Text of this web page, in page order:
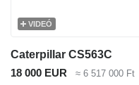
VIDEÓ
Caterpillar CS563C
18 000 EUR
≈ 6 517 000 Ft